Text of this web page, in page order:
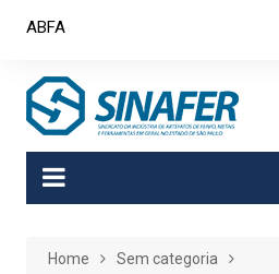
ABFA
Home
Sem categoria